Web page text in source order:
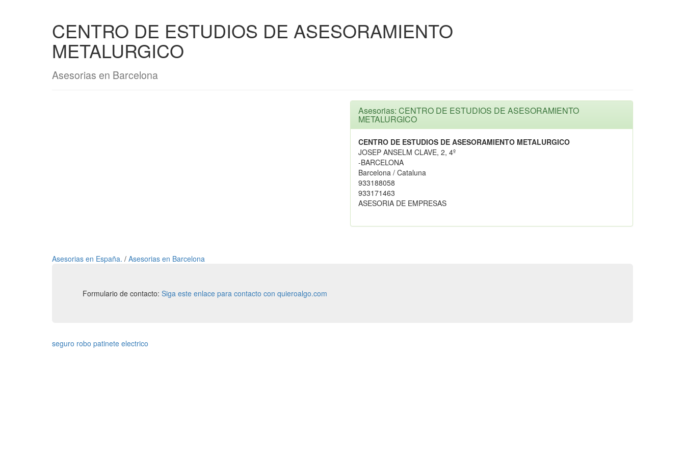
CENTRO DE ESTUDIOS DE ASESORAMIENTO
METALURGICO
Asesorias en Barcelona
Asesorias: CENTRO DE ESTUDIOS DE ASESORAMIENTO
METALURGICO
CENTRO DE ESTUDIOS DE ASESORAMIENTO METALURGICO
JOSEP ANSELM CLAVE, 2, 4º
-BARCELONA
Barcelona / Cataluna
933188058
933171463
ASESORIA DE EMPRESAS
Asesorias en España. / Asesorias en Barcelona
Formulario de contacto: Siga este enlace para contacto con quieroalgo.com
seguro robo patinete electrico